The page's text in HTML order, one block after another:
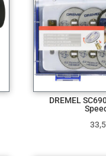
DREMEL